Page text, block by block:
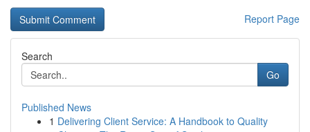
Report Page
Search
Go
Published News
1 Delivering Client Service: A Handbook to Quality